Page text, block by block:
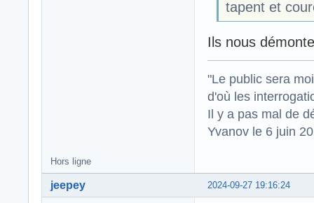
tapent et
Ils nous
"Le public sera
d'où les
Il y a pas mal de
Yvanov le 6 juin
Hors ligne
2024-09-27 19:16:24
jeepey